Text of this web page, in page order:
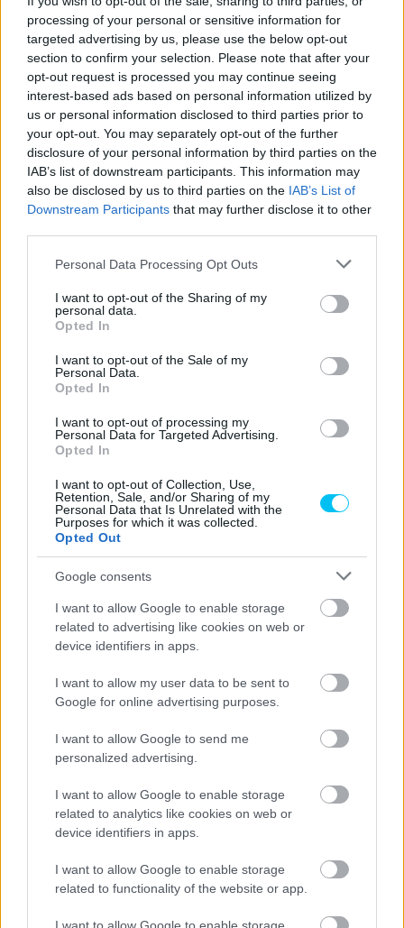
processing of your personal or sensitive information for
targeted advertising by us, please use the below opt-out
section to confirm your selection. Please note that after your
opt-out request is processed you may continue seeing
interest-based ads based on personal information utilized by
us or personal information disclosed to third parties prior to
your opt-out. You may separately opt-out of the further
disclosure of your personal information by third parties on the
IAB’s list of downstream participants. This information may
also be disclosed by us to third parties on the IAB’s List of
Downstream Participants that may further disclose it to other
Please note that this website/app uses one or more Google
not limited to your visit or usage behaviour. You may click to
grant or deny consent to Google and its third-party tags to
use your data for below specified purposes in below Google
consent section.
Personal Data Processing Opt Outs
I want to opt-out of the Sharing of my
personal data.
Opted In
I want to opt-out of the Sale of my
Personal Data.
Opted In
I want to opt-out of processing my
Personal Data for Targeted Advertising.
Opted In
I want to opt-out of Collection, Use,
Retention, Sale, and/or Sharing of my
Personal Data that Is Unrelated with the
Purposes for which it was collected.
Opted Out
Google consents
I want to allow Google to enable storage
related to advertising like cookies on web or
device identifiers in apps.
I want to allow my user data to be sent to
Google for online advertising purposes.
I want to allow Google to send me
personalized advertising.
I want to allow Google to enable storage
related to analytics like cookies on web or
device identifiers in apps.
I want to allow Google to enable storage
related to functionality of the website or app.
CIMKÉK Andrea Iannone kiemelt
Lorenzo Baldassarri
Lorenzo Mauri
Motocorsa Racing Ryan Vickers
Előző cikk
Amire a teljes paddock vár –
Bagnaia szenvedésének
nyomában
Következő cikk
Hivatalos: újabb magyar
bizonyíthat
világbajnoki sorozatban
- Advertisment -